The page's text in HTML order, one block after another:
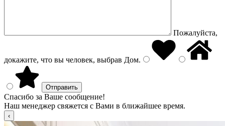
Пожалуйста,
докажите, что вы человек, выбрав Дом.
Спасибо за Ваше сообщение!
Наш менеджер свяжется с Вами в ближайшее время.